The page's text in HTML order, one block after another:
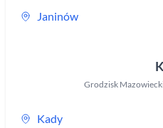
Janinów
K
Grodzisk
Kady